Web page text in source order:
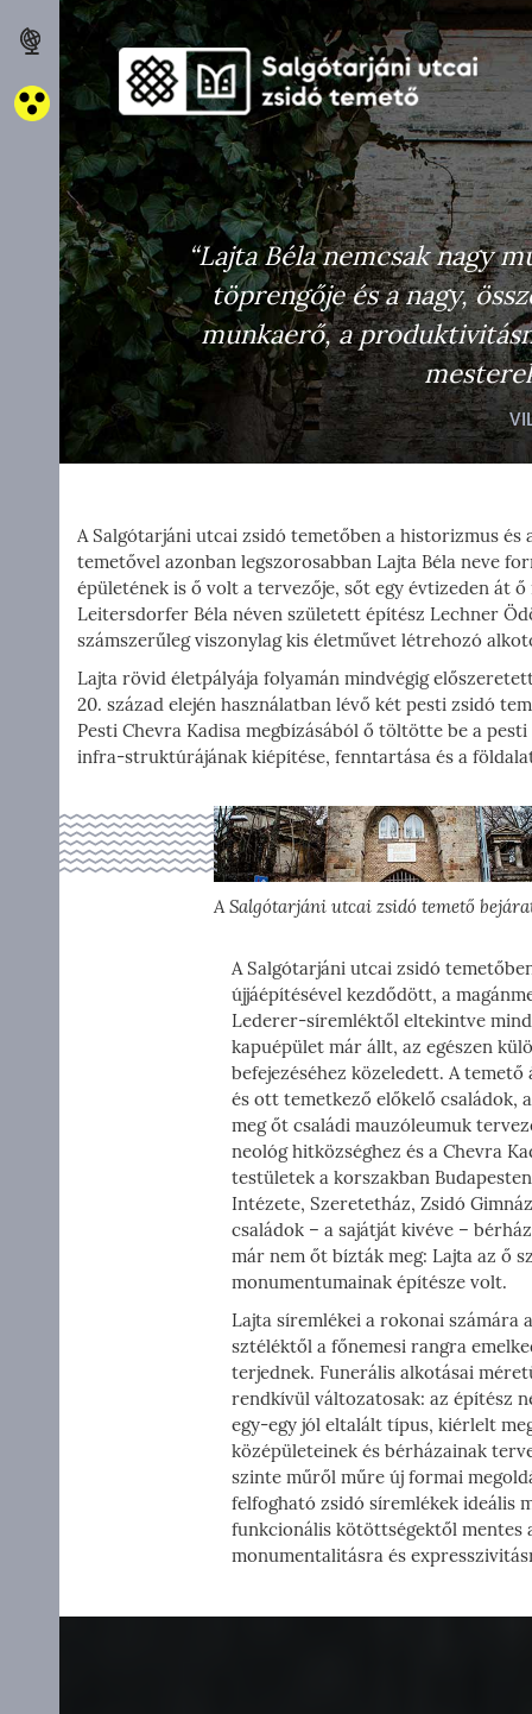
“Lajta Béla nemcsak nagy
töprengője és a nagy,
munkaerő, a
A Salgótarjáni utcai zsidó temetőben a historizmus és
temetővel azonban legszorosabban Lajta Béla neve
épületének is ő volt a tervezője, sőt egy évtizeden át
Leitersdorfer Béla néven született építész Lechner
számszerűleg viszonylag kis életművet létrehozó
Lajta rövid életpályája folyamán mindvégig
20. század elején használatban lévő két pesti zsidó
Pesti Chevra Kadisa megbízásából ő töltötte be a
infra-struktúrájának kiépítése, fenntartása és a
A Salgótarjáni utcai zsidó temető
A Salgótarjáni utcai zsidó
újjáépítésével kezdődött, a
Lederer-síremléktől eltekintve
kapuépület már állt, az egészen
befejezéséhez közeledett. A
és ott temetkező előkelő családok,
meg őt családi mauzóleumuk
neológ hitközséghez és a Chevra
testületek a korszakban
Intézete, Szeretetház, Zsidó
családok – a sajátját kivéve –
már nem őt bízták meg: Lajta az ő
monumentumainak építésze volt.
Lajta síremlékei a rokonai
sztéléktől a főnemesi rangra
terjednek. Funerális alkotásai
rendkívül változatosak: az építész
egy-egy jól eltalált típus, kiérlelt
középületeinek és bérházainak
szinte műről műre új formai
felfogható zsidó síremlékek ideális
funkcionális kötöttségektől mentes
monumentalitásra és